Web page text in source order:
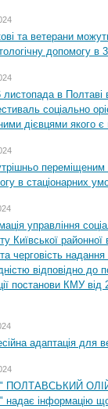
та ветерани
допомогу в
листопада в
соціально
дієвцями якого є
переміщеним
в стаціонарних
управління
Київської
черговість надання
відповідно
постанови КМУ
адаптація для
ПОЛТАВСЬКИЙ
надає інформацію